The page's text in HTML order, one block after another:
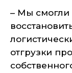
– Мы смогли
отгрузки